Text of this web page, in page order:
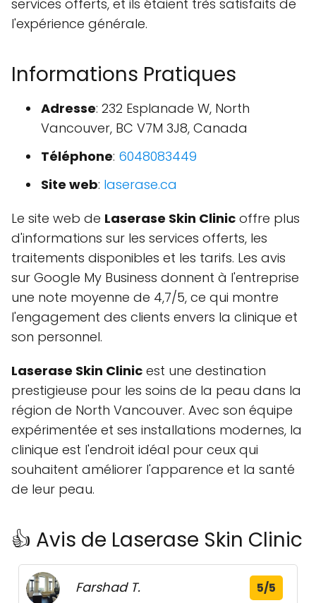
services offerts, et ils étaient très satisfaits de
l'expérience générale.
Informations Pratiques
Adresse: 232 Esplanade W, North
Vancouver, BC V7M 3J8, Canada
Téléphone: 6048083449
Site web: laserase.ca
Le site web de Laserase Skin Clinic offre plus
d'informations sur les services offerts, les
traitements disponibles et les tarifs. Les avis
sur Google My Business donnent à l'entreprise
une note moyenne de 4,7/5, ce qui montre
l'engagement des clients envers la clinique et
son personnel.
Laserase Skin Clinic est une destination
prestigieuse pour les soins de la peau dans la
région de North Vancouver. Avec son équipe
expérimentée et ses installations modernes, la
clinique est l'endroit idéal pour ceux qui
souhaitent améliorer l'apparence et la santé
de leur peau.
👍 Avis de Laserase Skin Clinic
Farshad T. 5/5